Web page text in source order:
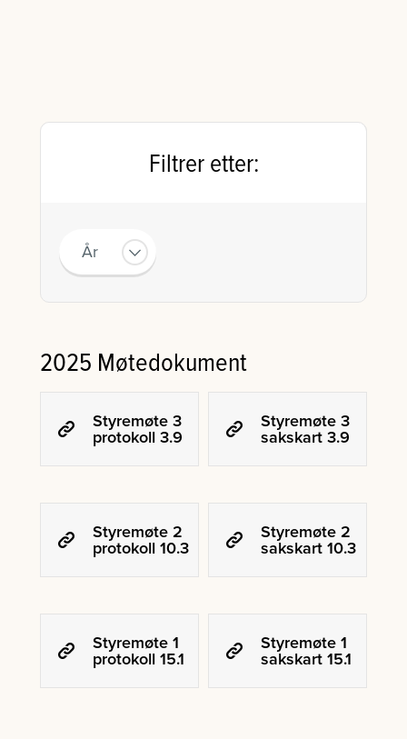
Filtrer etter:
År
2025 Møtedokument
Styremøte 3
protokoll 3.9
Styremøte 3
sakskart 3.9
Styremøte 2
protokoll 10.3
Styremøte 2
sakskart 10.3
Styremøte 1
protokoll 15.1
Styremøte 1
sakskart 15.1